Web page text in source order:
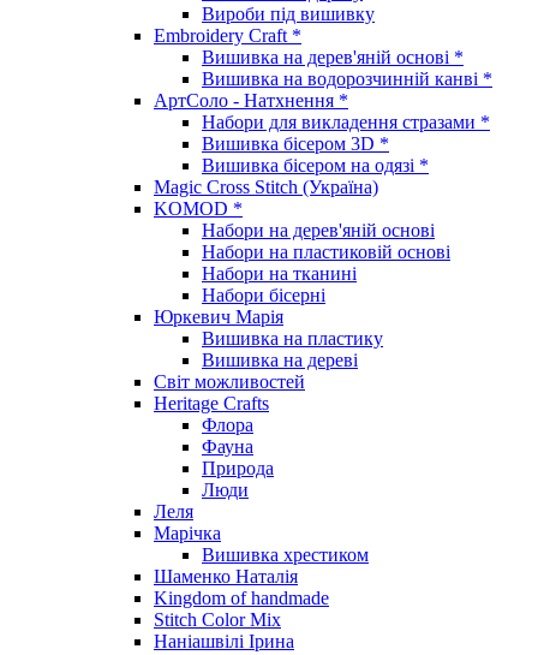
Вироби під вишивку
Embroidery Craft *
Вишивка на дерев'яній основі *
Вишивка на водорозчинній канві *
АртСоло - Натхнення *
Набори для викладення стразами *
Вишивка бісером 3D *
Вишивка бісером на одязі *
Magic Cross Stitch (Україна)
KOMOD *
Набори на дерев'яній основі
Набори на пластиковій основі
Набори на тканині
Набори бісерні
Юркевич Марія
Вишивка на пластику
Вишивка на дереві
Світ можливостей
Heritage Crafts
Флора
Фауна
Природа
Люди
Леля
Марічка
Вишивка хрестиком
Шаменко Наталія
Kingdom of handmade
Stitch Color Mix
Наніашвілі Ірина